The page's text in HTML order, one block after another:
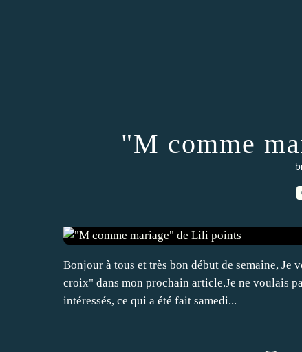
"M comme
Bonjour à tous et très bon début de semaine, Je
croix" dans mon prochain article.Je ne voulais
intéressés, ce qui a été fait samedi...